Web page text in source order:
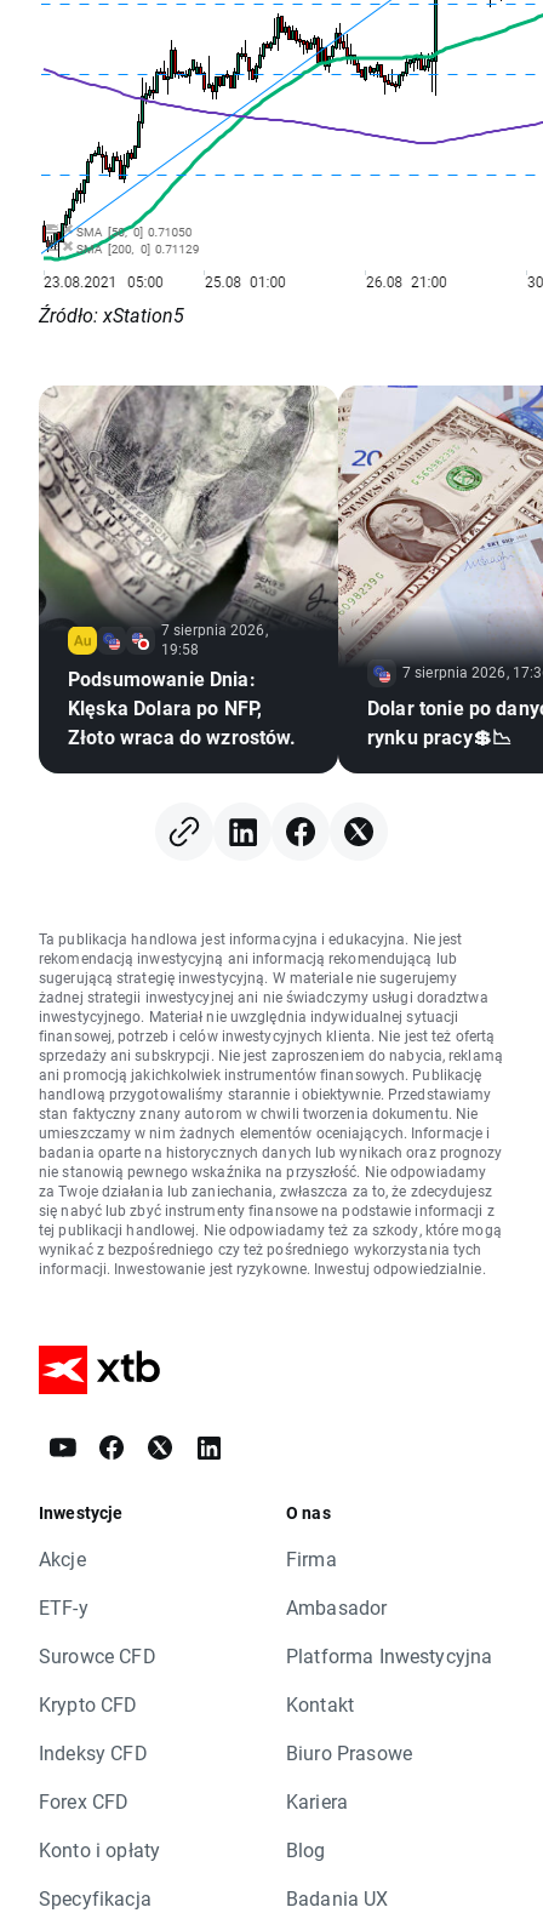
Źródło: xStation5
7 sierpnia 2026,
19:58
Podsumowanie Dnia:
Klęska Dolara po NFP,
Złoto wraca do wzrostów.
7 sierpnia 2026,
Dolar tonie po
rynku pracy💲📉
Ta publikacja handlowa jest informacyjna i edukacyjna. Nie jest
rekomendacją inwestycyjną ani informacją rekomendującą lub
sugerującą strategię inwestycyjną. W materiale nie sugerujemy
żadnej strategii inwestycyjnej ani nie świadczymy usługi doradztwa
inwestycyjnego. Materiał nie uwzględnia indywidualnej sytuacji
finansowej, potrzeb i celów inwestycyjnych klienta. Nie jest też ofertą
sprzedaży ani subskrypcji. Nie jest zaproszeniem do nabycia, reklamą
ani promocją jakichkolwiek instrumentów finansowych. Publikację
handlową przygotowaliśmy starannie i obiektywnie. Przedstawiamy
stan faktyczny znany autorom w chwili tworzenia dokumentu. Nie
umieszczamy w nim żadnych elementów oceniających. Informacje i
badania oparte na historycznych danych lub wynikach oraz prognozy
nie stanowią pewnego wskaźnika na przyszłość. Nie odpowiadamy
za Twoje działania lub zaniechania, zwłaszcza za to, że zdecydujesz
się nabyć lub zbyć instrumenty finansowe na podstawie informacji z
tej publikacji handlowej. Nie odpowiadamy też za szkody, które mogą
wynikać z bezpośredniego czy też pośredniego wykorzystania tych
informacji. Inwestowanie jest ryzykowne. Inwestuj odpowiedzialnie.
Inwestycje
Akcje
ETF-y
Surowce CFD
Krypto CFD
Indeksy CFD
Forex CFD
Konto i opłaty
Specyfikacja
O nas
Firma
Ambasador
Platforma Inwestycyjna
Kontakt
Biuro Prasowe
Kariera
Blog
Badania UX